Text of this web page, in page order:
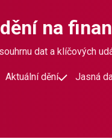
na
dat a klíčových
Aktuální dění Jasná